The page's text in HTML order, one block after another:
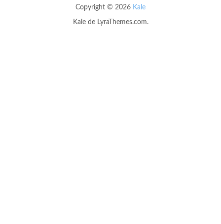
Copyright © 2026 Kale
Kalede LyraThemes.com.